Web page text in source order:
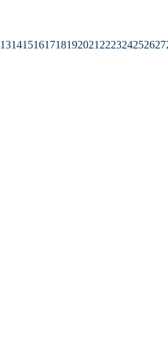
131415161718192021 222324252627